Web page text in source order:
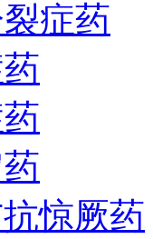
症药
惊厥药